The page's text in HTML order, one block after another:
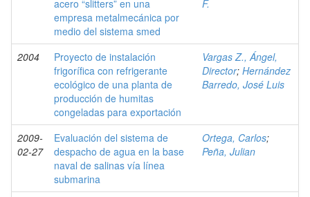
acero “slitters” en una
empresa metalmecánica por
medio del sistema smed
F.
2004
Proyecto de instalación
frigorífica con refrigerante
ecológico de una planta de
producción de humitas
congeladas para exportación
Vargas Z., Ángel,
Director; Hernández
Barredo, José Luis
2009-
02-27
Evaluación del sistema de
despacho de agua en la base
naval de salinas vía línea
submarina
Ortega, Carlos;
Peña, Julian